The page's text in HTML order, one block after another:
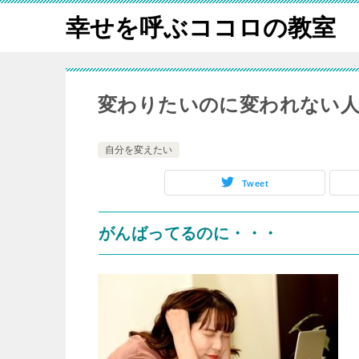
幸せを呼ぶココロの教室
変わりたいのに変われない
自分を変えたい
Tweet
がんばってるのに・・・